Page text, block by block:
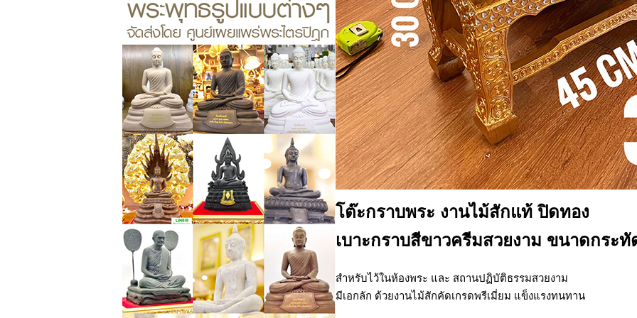
โต๊ะกราบพระ งานไม้สักแท้ ปิดทอง
เบาะกราบสีขาวครีมสวยงาม ขนาดกระทั
สำหรับไว้ในห้องพระ และ สถานปฏิบัติธรรมสวยงาม
มีเอกลัก ด้วยงานไม้สักคัดเกรดพรีเมี่ยม แข็งแรงทนทาน